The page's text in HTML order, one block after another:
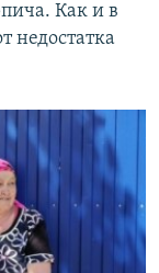
Как и в
недостатка